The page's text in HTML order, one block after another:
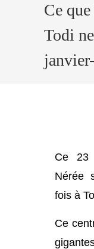
Ce
Todi
Ce 23
Nérée
fois à
Ce